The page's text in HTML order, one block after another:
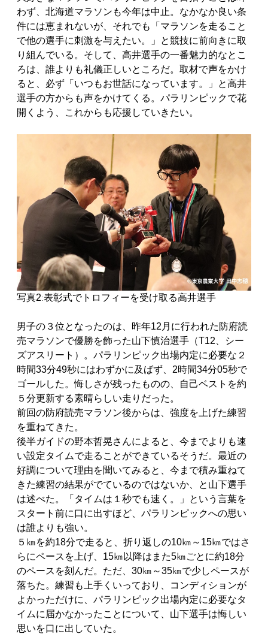
わず、北海道マラソンも今年は中止。なかなか良い条
件には恵まれないが、それでも「マラソンを走ること
で他の選手に刺激を与えたい。」と競技に前向きに取
り組んでいる。そして、高井選手の一番魅力的なとこ
ろは、誰よりも礼儀正しいところだ。取材で声をかけ
ると、必ず「いつもお世話になっています。」と高井
選手の方からも声をかけてくる。パラリンピックで花
開くよう、これからも応援していきたい。
写真2:表彰式でトロフィーを受け取る高井選手
男子の３位となったのは、昨年12月に行われた防府読
売マラソンで優勝を飾った山下慎治選手（T12、シー
ズアスリート）。パラリンピック出場内定に必要な２
時間33分49秒にはわずかに及ばず、2時間34分05秒で
ゴールした。悔しさが残ったものの、自己ベストを約
５分更新する素晴らしい走りだった。
前回の防府読売マラソン後からは、強度を上げた練習
を重ねてきた。
後半ガイドの野本哲晃さんによると、今までよりも速
い設定タイムで走ることができているそうだ。最近の
好調について理由を聞いてみると、今まで積み重ねて
きた練習の結果がでているのではないか、と山下選手
は述べた。「タイムは１秒でも速く。」という言葉を
スタート前に口に出すほど、パラリンピックへの思い
は誰よりも強い。
５㎞を約18分で走ると、折り返しの10㎞～15㎞ではさ
らにペースを上げ、15㎞以降はまた5㎞ごとに約18分
のペースを刻んだ。ただ、30㎞～35㎞で少しペースが
落ちた。練習も上手くいっており、コンディションが
よかっただけに、パラリンピック出場内定に必要なタ
イムに届かなかったことについて、山下選手は悔しい
思いを口に出していた。